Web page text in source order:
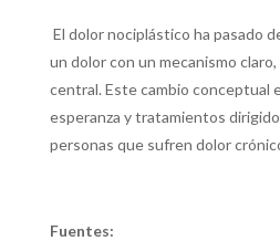
El dolor nociplástico ha pasado
un dolor con un mecanismo
central. Este cambio conceptual
esperanza y tratamientos
personas que sufren dolor
Fuentes: